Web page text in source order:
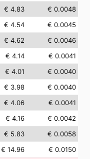
€ 4.83
€ 0.0048
€ 4.54
€ 0.0045
€ 4.62
€ 0.0046
€ 4.14
€ 0.0041
€ 4.01
€ 0.0040
€ 3.98
€ 0.0040
€ 4.06
€ 0.0041
€ 4.16
€ 0.0042
€ 5.83
€ 0.0058
€ 14.96
€ 0.0150